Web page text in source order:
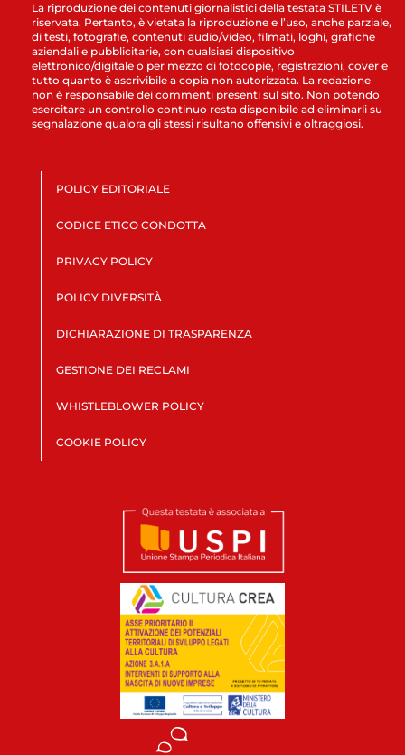
La riproduzione dei contenuti giornalistici della testata STILETV è
riservata. Pertanto, è vietata la riproduzione e l’uso, anche parziale,
di testi, fotografie, contenuti audio/video, filmati, loghi, grafiche
aziendali e pubblicitarie, con qualsiasi dispositivo
elettronico/digitale o per mezzo di fotocopie, registrazioni, cover e
tutto quanto è ascrivibile a copia non autorizzata. La redazione
non è responsabile dei commenti presenti sul sito. Non potendo
esercitare un controllo continuo resta disponibile ad eliminarli su
segnalazione qualora gli stessi risultano offensivi e oltraggiosi.
POLICY EDITORIALE
CODICE ETICO CONDOTTA
PRIVACY POLICY
POLICY DIVERSITÀ
DICHIARAZIONE DI TRASPARENZA
GESTIONE DEI RECLAMI
WHISTLEBLOWER POLICY
COOKIE POLICY